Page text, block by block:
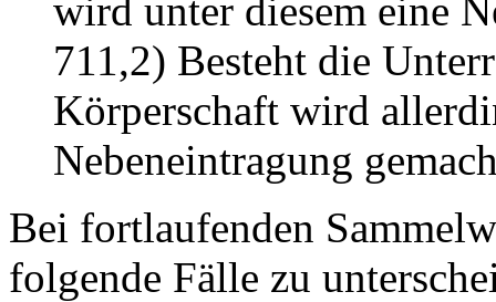
wird unter diesem eine
711,2) Besteht die
Körperschaft wird
Nebeneintragung
Bei fortlaufenden
folgende Fälle zu